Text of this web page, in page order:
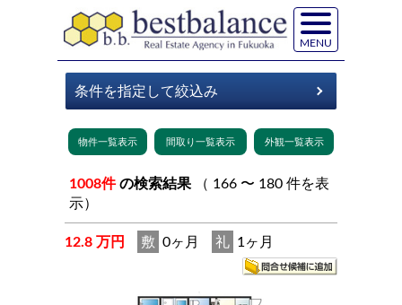
MENU
1008件 の検索結果
示）
12.8 万円 敷 0ヶ月 礼 1ヶ月